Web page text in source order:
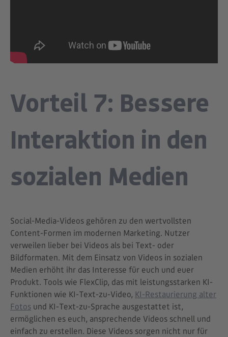
Vorteil 7: Bessere
Interaktion in den
sozialen Medien
Social-Media-Videos gehören zu den wertvollsten
Content-Formen im modernen Marketing. Nutzer
verweilen lieber bei Videos als bei Text- oder
Bildformaten. Mit dem Einsatz von Videos in sozialen
Medien erhöht ihr das Interesse für euch und euer
Produkt. Tools wie FlexClip, das mit leistungsstarken KI-
Funktionen wie KI-Text-zu-Video, KI-Restaurierung alter
Fotos und KI-Text-zu-Sprache ausgestattet ist,
ermöglichen es euch, ansprechende Videos schnell und
einfach zu erstellen. Diese Videos sorgen nicht nur für